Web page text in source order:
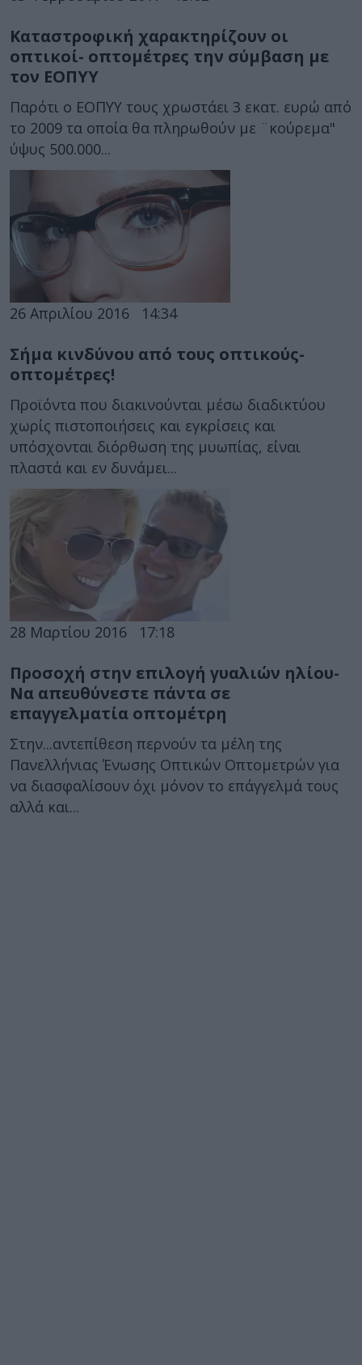
Καταστροφική χαρακτηρίζουν οι
οπτικοί- οπτομέτρες την σύμβαση με
τον ΕΟΠΥΥ
Παρότι ο ΕΟΠΥΥ τους χρωστάει 3 εκατ. ευρώ από
το 2009 τα οποία θα πληρωθούν με ¨κούρεμα"
ύψυς 500.000...
26 Απριλίου 2016 14:34
Σήμα κινδύνου από τους οπτικούς-
οπτομέτρες!
Προϊόντα που διακινούνται μέσω διαδικτύου
χωρίς πιστοποιήσεις και εγκρίσεις και
υπόσχονται διόρθωση της μυωπίας, είναι
πλαστά και εν δυνάμει...
28 Μαρτίου 2016 17:18
Προσοχή στην επιλογή γυαλιών ηλίου-
Να απευθύνεστε πάντα σε
επαγγελματία οπτομέτρη
Στην...αντεπίθεση περνούν τα μέλη της
Πανελλήνιας Ένωσης Οπτικών Οπτομετρών για
να διασφαλίσουν όχι μόνον το επάγγελμά τους
αλλά και...